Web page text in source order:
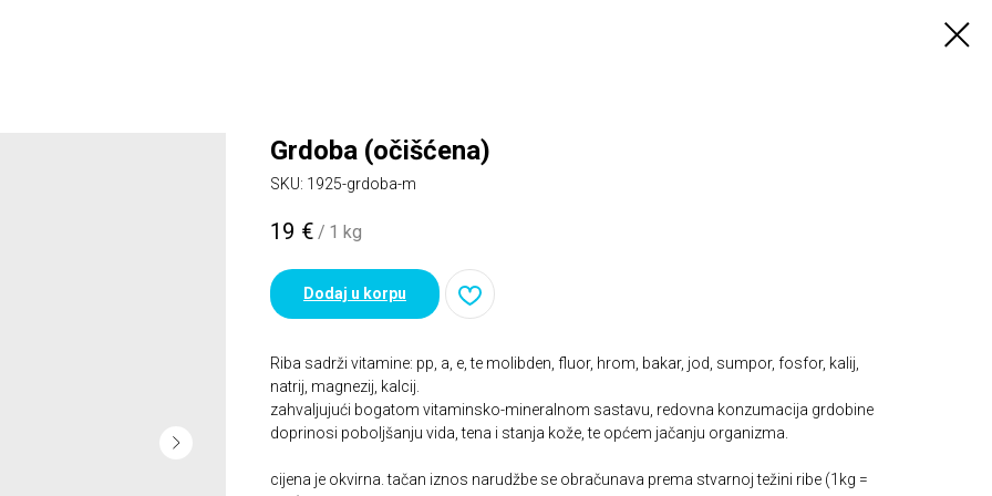
Grdoba (očišćena)
SKU: 1925-grdoba-m
19 € / 1 kg
Dodaj u korpu
Riba sadrži vitamine: pp, a, e, te molibden, fluor, hrom, bakar, jod, sumpor, fosfor, kalij,
natrij, magnezij, kalcij.
zahvaljujući bogatom vitaminsko-mineralnom sastavu, redovna konzumacija grdobine
doprinosi poboljšanju vida, tena i stanja kože, te općem jačanju organizma.
cijena je okvirna. tačan iznos narudžbe se obračunava prema stvarnoj težini ribe (1kg =